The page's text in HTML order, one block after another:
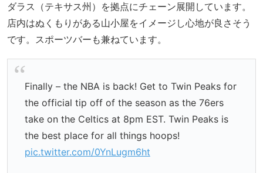
ダラス（テキサス州）を拠点にチェーン展開しています。
店内はぬくもりがある山小屋をイメージし心地が良さそう
です。スポーツバーも兼ねています。
Finally – the NBA is back! Get to Twin Peaks for
the official tip off of the season as the 76ers
take on the Celtics at 8pm EST. Twin Peaks is
the best place for all things hoops!
pic.twitter.com/0YnLugm6ht